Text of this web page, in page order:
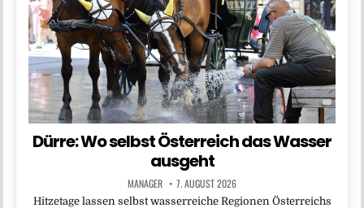
Dürre: Wo selbst Österreich das Wasser
ausgeht
MANAGER 7. AUGUST 2026
Hitzetage lassen selbst wasserreiche Regionen Österreichs